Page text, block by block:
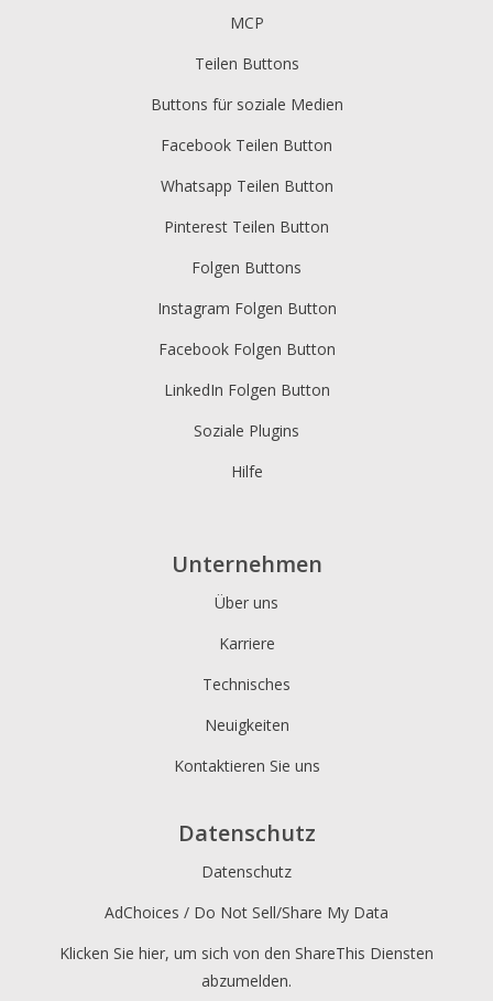
MCP
Teilen Buttons
Buttons für soziale Medien
Facebook Teilen Button
Whatsapp Teilen Button
Pinterest Teilen Button
Folgen Buttons
Instagram Folgen Button
Facebook Folgen Button
LinkedIn Folgen Button
Soziale Plugins
Hilfe
Unternehmen
Über uns
Karriere
Technisches
Neuigkeiten
Kontaktieren Sie uns
Datenschutz
Datenschutz
AdChoices / Do Not Sell/Share My Data
Klicken Sie hier, um sich von den ShareThis Diensten
abzumelden.